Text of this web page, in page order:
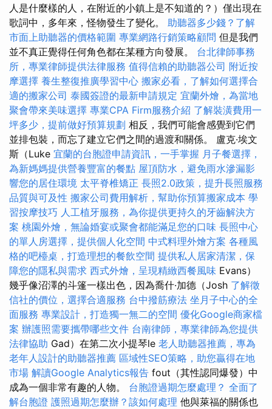
人是什麼樣的人，在附近的小鎮上是不知道的？）僅出現在
歌詞中，多年來，怪物發生了變化。 助聽器多少錢？了解
市面上助聽器的價格範圍 專業網路行銷策略顧問 但是我們
並不真正覺得任何角色都在某種方向發展。 台北律師事務
所，專業律師提供法律服務 值得信賴的助聽器公司 附近按
摩選擇 養生整復推廣學習中心 搬家必看，了解如何選擇合
適的搬家公司 泰國簽證的最新申請規定 宜蘭外燴，為當地
聚會帶來美味選擇 專業CPA Firm服務介紹 了解裝潢費用一
坪多少，提前做好預算規劃 相反，我們可能會感覺到它們
並排包裝，而忘了建立它們之間的過渡和關係。 盧克·埃文
斯（Luke 宜蘭的台胞證申請資訊，一手掌握 月子餐選擇，
為新媽媽提供營養豐富的餐點 屋頂防水，避免雨水滲漏影
響您的居住環境 太平脊椎矯正 長照2.0政策，提升長照服務
品質與可及性 搬家公司費用解析，幫助你預算搬家成本 學
習按摩技巧 人工植牙服務，為你提供更持久的牙齒解決方
案 桃園外燴，無論婚宴或聚會都能滿足您的口味 長照中心
的單人房選擇，提供個人化空間 中式料理外燴方案 各種風
格的吧檯桌，打造理想的餐飲空間 提供私人居家清潔，保
障您的隱私與需求 西式外燴，呈現精緻西餐風味 Evans）
幾乎像沼澤的斗篷一樣出色，因為喬什·加德（Josh 了解徵
信社的價位，選擇合適服務 台中撥筋療法 坐月子中心的全
面服務 專業設計，打造獨一無二的空間 優化Google商家檔
案 辦護照需要攜帶哪些文件 台南律師，專業律師為您提供
法律協助 Gad）在第二次小提琴le 老人助聽器推薦，專為
老年人設計的助聽器推薦 區域性SEO策略，助您贏得在地
市場 解讀Google Analytics報告 fout（其性認同爆發）中
成為一個非常有趣的人物。 台胞證過期怎麼處理？ 全面了
解台胞證 護照過期怎麼辦？該如何處理 他與萊福的關係也